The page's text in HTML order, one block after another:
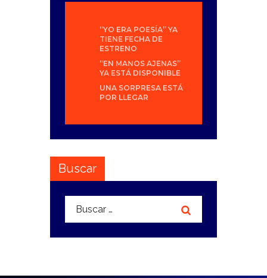
“YO ERA POESÍA” YA
TIENE FECHA DE
ESTRENO
“EN MANOS AJENAS”
YA ESTÁ DISPONIBLE
UNA SORPRESA ESTÁ
POR LLEGAR
Buscar
Buscar: